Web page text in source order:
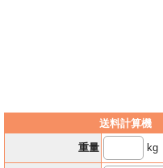
送料計算機
重量
kg